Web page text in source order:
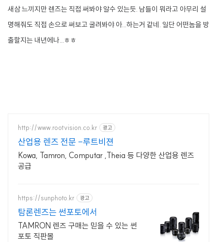
새삼 느끼지만 렌즈는 직접 써봐야 알수 있는듯. 남들이 뭐라고 아무리 설
명해줘도 직접 손으로 써보고 굴려봐야 아...하는거 같네. 일단 어떤놈을 방
출할지는 내년에나...ㅎㅎ
http://www.rootvision.co.kr 광고
산업용 렌즈 전문 -루트비젼
Kowa, Tamron, Computar ,Theia 등 다양한 산업용 렌즈
공급
https://sunphoto.kr 광고
탐론렌즈는 썬포토에서
TAMRON 렌즈 구매는 믿을 수 있는 썬
포토 직판몰